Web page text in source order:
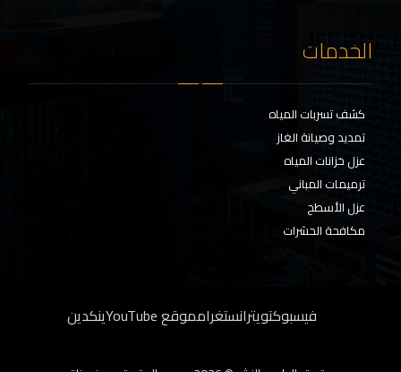
الخدمات
كشف تسربات المياه
تمديد وصيانة الغاز
عزل خزانات المياه
ترميمات المباني
عزل الأسطح
مكافحة الحشرات
فيسبوكتويترانستغرامموقع YouTube ينكدين